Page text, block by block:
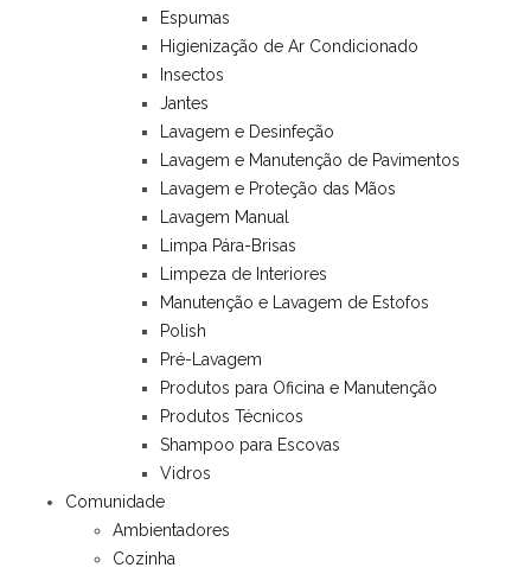
Espumas
Higienização de Ar Condicionado
Insectos
Jantes
Lavagem e Desinfeção
Lavagem e Manutenção de Pavimentos
Lavagem e Proteção das Mãos
Lavagem Manual
Limpa Pára-Brisas
Limpeza de Interiores
Manutenção e Lavagem de Estofos
Polish
Pré-Lavagem
Produtos para Oficina e Manutenção
Produtos Técnicos
Shampoo para Escovas
Vidros
Comunidade
Ambientadores
Cozinha